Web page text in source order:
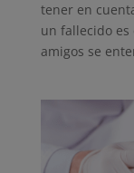
tener en
un fallecido
amigos se